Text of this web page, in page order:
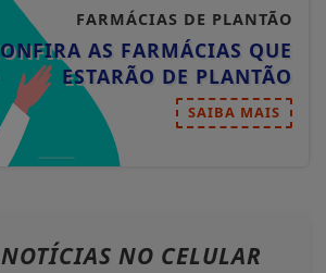
FARMÁCIAS DE PLANTÃO
AS FARMÁCIAS QUE
ESTARÃO DE PLANTÃO
SAIBA MAIS
NO CELULAR